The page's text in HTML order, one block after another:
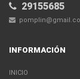
29155685
INFORMACIÓN
INICIO